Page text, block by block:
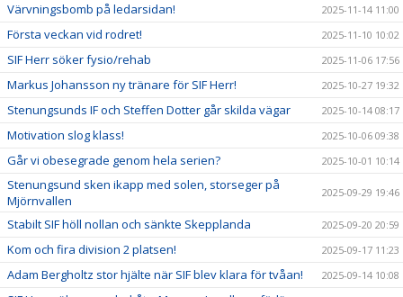
Värvningsbomb på ledarsidan! 2025-11-14 11:00
Första veckan vid rodret! 2025-11-10 10:02
SIF Herr söker fysio/rehab 2025-11-06 17:56
Markus Johansson ny tränare för SIF Herr! 2025-10-27 19:32
Stenungsunds IF och Steffen Dotter går skilda vägar 2025-10-14 08:17
Motivation slog klass! 2025-10-06 09:38
Går vi obesegrade genom hela serien? 2025-10-01 10:14
Stenungsund sken ikapp med solen, storseger på
Mjörnvallen
2025-09-29 19:46
Stabilt SIF höll nollan och sänkte Skepplanda 2025-09-20 20:59
Kom och fira division 2 platsen! 2025-09-17 11:23
Adam Bergholtz stor hjälte när SIF blev klara för tvåan! 2025-09-14 10:08